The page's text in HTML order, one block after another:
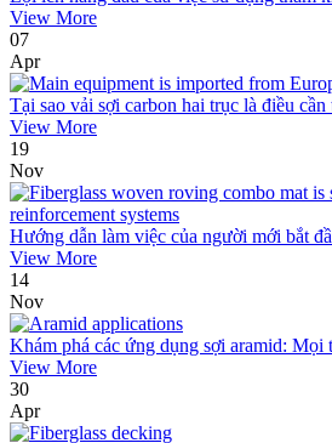
View More
07
Apr
Tại sao vải sợi carbon hai trục là điều cần
View More
19
Nov
Hướng dẫn làm việc của người mới bắt
View More
14
Nov
Khám phá các ứng dụng sợi aramid: Mọi
View More
30
Apr